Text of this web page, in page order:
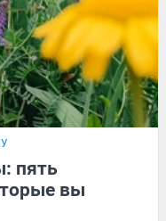
пять
вы